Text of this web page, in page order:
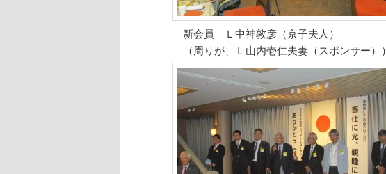
新会員 Ｌ中神敦彦（京子夫人）
（周りが、Ｌ山内壱仁夫妻（スポンサー））